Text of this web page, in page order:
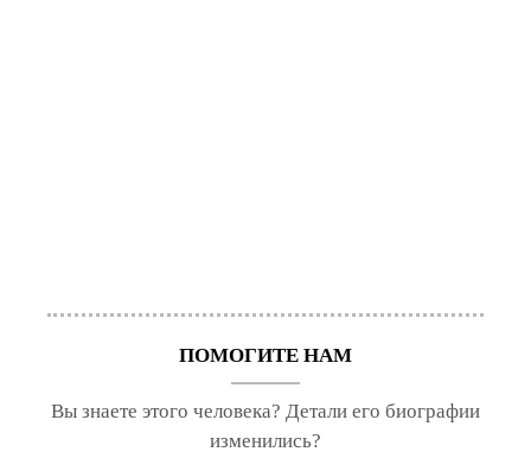
ПОМОГИТЕ НАМ
Вы знаете этого человека? Детали его биографии
изменились?